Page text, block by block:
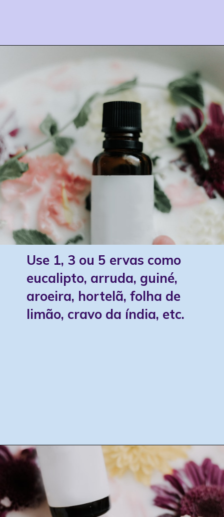
Use 1, 3 ou 5 ervas como
eucalipto, arruda, guiné,
aroeira, hortelã, folha de
limão, cravo da índia, etc.
Opening https://www.instagram.com/p/CfT5nGJO9CX/